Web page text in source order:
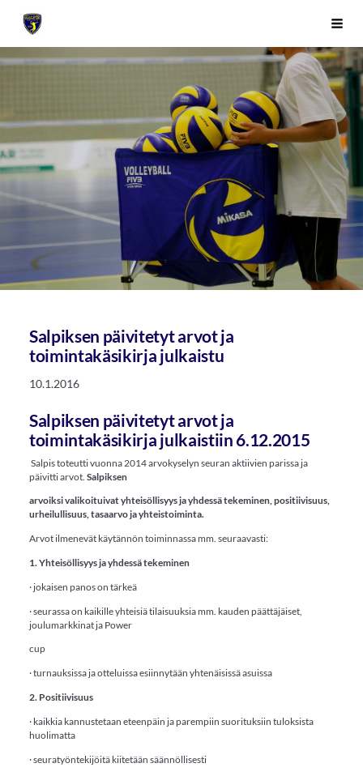
Siirry
sivunSivuston etusivulle
Salpiksen päivitetyt arvot ja
toimintakäsikirja julkaistu
10.1.2016
Salpiksen päivitetyt arvot ja
toimintakäsikirja julkaistiin 6.12.2015
Salpis toteutti vuonna 2014 arvokyselyn seuran aktiivien parissa ja
päivitti arvot. Salpiksen
arvoiksi valikoituivat yhteisöllisyys ja yhdessä tekeminen, positiivisuus,
urheilullisuus, tasaarvoja yhteistoiminta.
Arvot ilmenevät käytännön toiminnassa mm. seuraavasti:
1. Yhteisöllisyys ja yhdessä tekeminen
· jokaisen panos on tärkeä
· seurassa on kaikille yhteisiä tilaisuuksia mm. kauden päättäjäiset,
joulumarkkinat ja Power
cup
· turnauksissa ja otteluissa esiinnytään yhtenäisissä asuissa
2. Positiivisuus
· kaikkia kannustetaan eteenpäin ja parempiin suorituksiin tuloksista
huolimatta
· seuratyöntekijöitä kiitetään säännöllisesti